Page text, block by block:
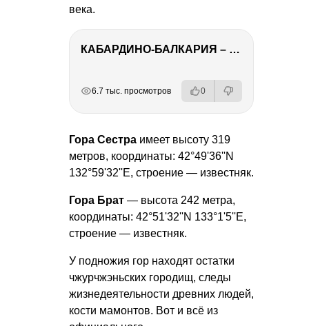
века.
КАБАРДИНО-БАЛКАРИЯ – ПУТЕШЕСТВИЕ НА КАВКАЗ часть 3
6.7 тыс. просмотров 0
Гора Сестра имеет высоту 319
метров, координаты: 42°49'36''N
132°59'32''E, строение — известняк.
Гора Брат — высота 242 метра,
координаты: 42°51'32''N 133°1'5''E,
строение — известняк.
У подножия гор находят остатки
чжурчжэньских городищ, следы
жизнедеятельности древних людей,
кости мамонтов. Вот и всё из